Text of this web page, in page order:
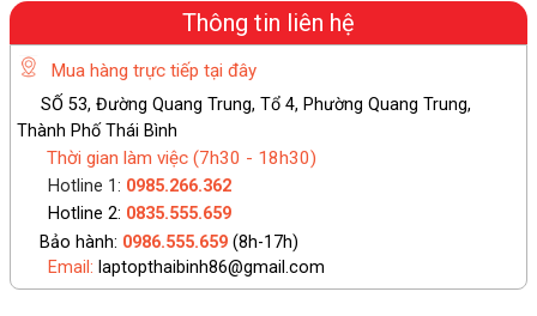
Thông tin liên hệ
Mua hàng trực tiếp tại đây
SỐ 53, Đường Quang Trung, Tổ 4, Phường Quang Trung,
Thành Phố Thái Bình
Thời gian làm việc (7h30 - 18h30)
Hotline 1: 0985.266.362
Hotline 2: 0835.555.659
Bảo hành: 0986.555.659 (8h-17h)
Email: laptopthaibinh86@gmail.com